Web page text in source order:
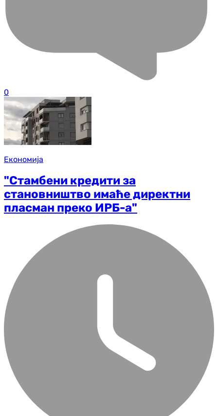
0
Економија
"Стамбени кредити за
становништво имаће директни
пласман преко ИРБ-а"